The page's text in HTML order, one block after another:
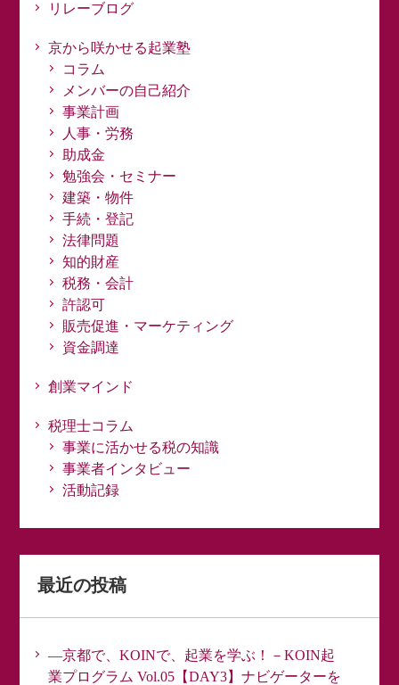
リレーブログ
京から咲かせる起業塾
コラム
メンバーの自己紹介
事業計画
人事・労務
助成金
勉強会・セミナー
建築・物件
手続・登記
法律問題
知的財産
税務・会計
許認可
販売促進・マーケティング
資金調達
創業マインド
税理士コラム
事業に活かせる税の知識
事業者インタビュー
活動記録
最近の投稿
―京都で、KOINで、起業を学ぶ！－KOIN起
業プログラム Vol.05【DAY3】ナビゲーターを